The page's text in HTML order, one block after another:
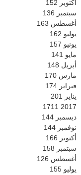
أكتوبر 152
سبتمبر 136
أغسطس 163
يوليو 162
يونيو 157
مايو 141
أبريل 148
مارس 170
فبراير 174
يناير 201
2017
1711
ديسمبر 144
نوفمبر 144
أكتوبر 166
سبتمبر 158
أغسطس 126
يوليو 155